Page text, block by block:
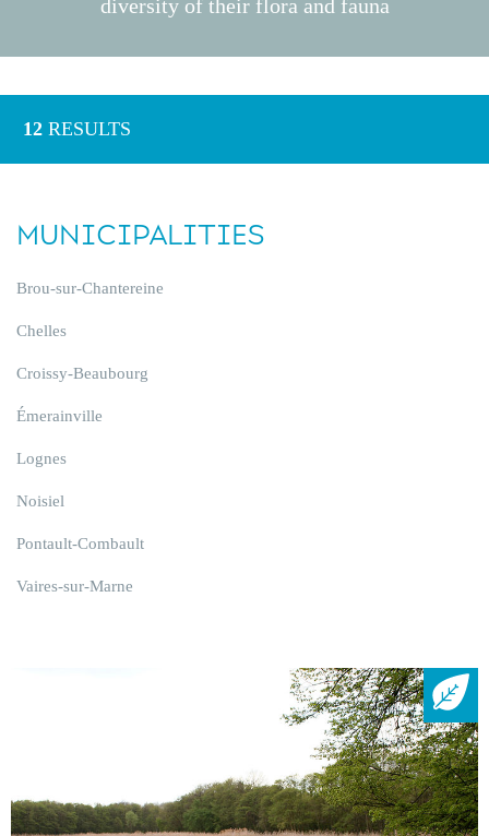
diversity of their flora and fauna
12 RESULTS
MUNICIPALITIES
Brou-sur-Chantereine
Chelles
Croissy-Beaubourg
Émerainville
Lognes
Noisiel
Pontault-Combault
Vaires-sur-Marne